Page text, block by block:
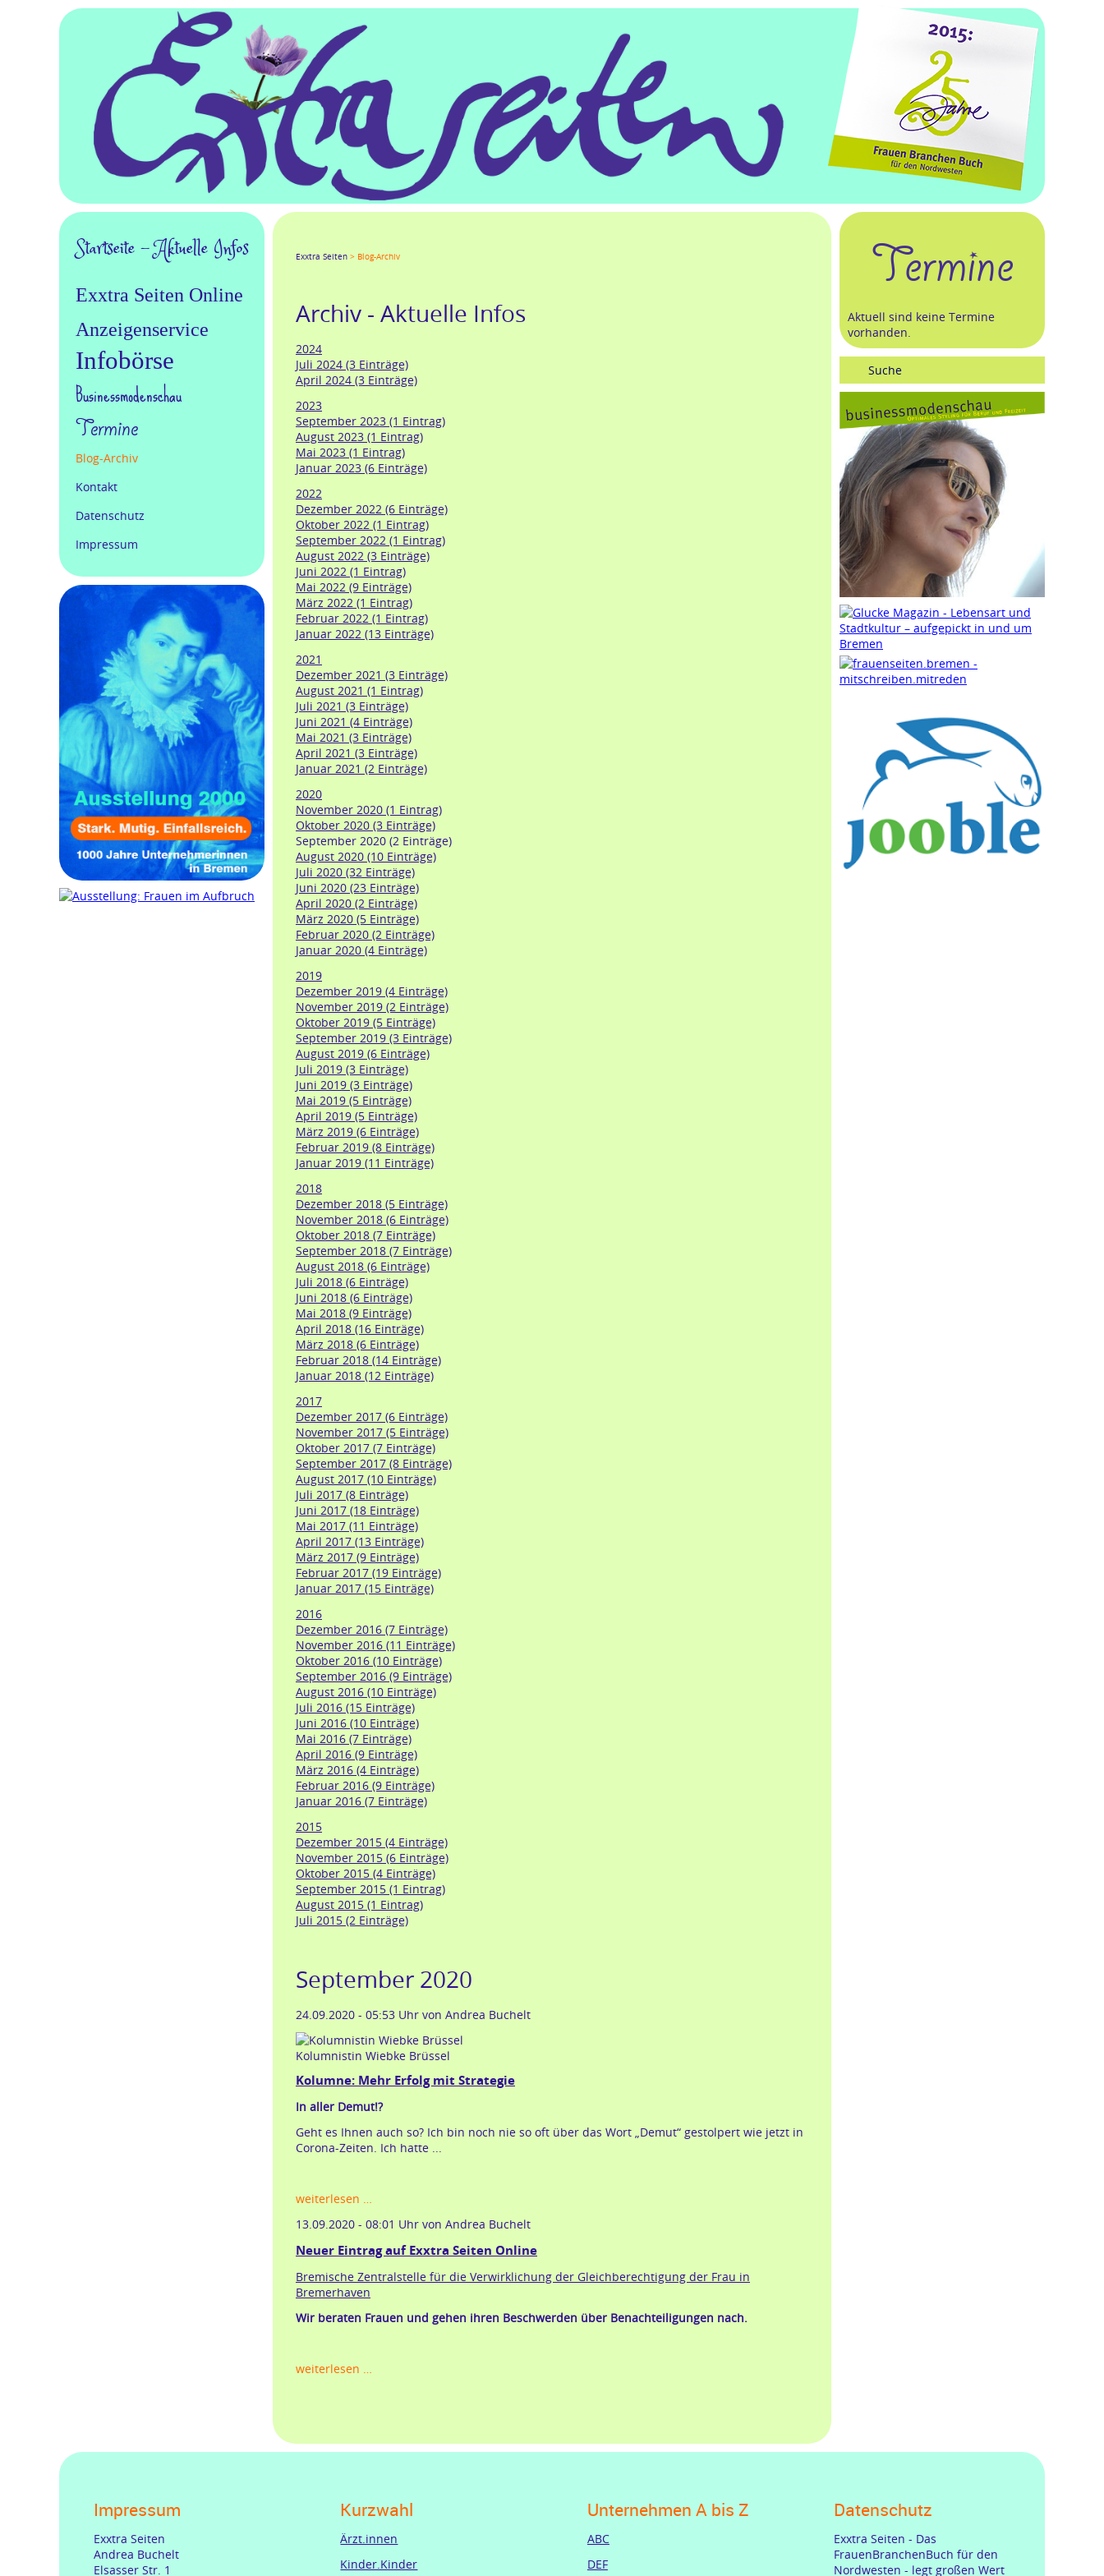
Exxtra Seiten Blog-Archiv
Archiv - Aktuelle Infos
2024
Juli 2024 (3 Einträge)
April 2024 (3 Einträge)
2023
September 2023 (1 Eintrag)
August 2023 (1 Eintrag)
Mai 2023 (1 Eintrag)
Januar 2023 (6 Einträge)
2022
Dezember 2022 (6 Einträge)
Oktober 2022 (1 Eintrag)
September 2022 (1 Eintrag)
August 2022 (3 Einträge)
Juni 2022 (1 Eintrag)
Mai 2022 (9 Einträge)
März 2022 (1 Eintrag)
Februar 2022 (1 Eintrag)
Januar 2022 (13 Einträge)
2021
Dezember 2021 (3 Einträge)
August 2021 (1 Eintrag)
Juli 2021 (3 Einträge)
Juni 2021 (4 Einträge)
Mai 2021 (3 Einträge)
April 2021 (3 Einträge)
Januar 2021 (2 Einträge)
2020
November 2020 (1 Eintrag)
Oktober 2020 (3 Einträge)
September 2020 (2 Einträge)
August 2020 (10 Einträge)
Juli 2020 (32 Einträge)
Juni 2020 (23 Einträge)
April 2020 (2 Einträge)
März 2020 (5 Einträge)
Februar 2020 (2 Einträge)
Januar 2020 (4 Einträge)
2019
Dezember 2019 (4 Einträge)
November 2019 (2 Einträge)
Oktober 2019 (5 Einträge)
September 2019 (3 Einträge)
August 2019 (6 Einträge)
Juli 2019 (3 Einträge)
Juni 2019 (3 Einträge)
Mai 2019 (5 Einträge)
April 2019 (5 Einträge)
März 2019 (6 Einträge)
Februar 2019 (8 Einträge)
Januar 2019 (11 Einträge)
2018
Dezember 2018 (5 Einträge)
November 2018 (6 Einträge)
Oktober 2018 (7 Einträge)
September 2018 (7 Einträge)
August 2018 (6 Einträge)
Juli 2018 (6 Einträge)
Juni 2018 (6 Einträge)
Mai 2018 (9 Einträge)
April 2018 (16 Einträge)
März 2018 (6 Einträge)
Februar 2018 (14 Einträge)
Januar 2018 (12 Einträge)
2017
Dezember 2017 (6 Einträge)
November 2017 (5 Einträge)
Oktober 2017 (7 Einträge)
September 2017 (8 Einträge)
August 2017 (10 Einträge)
Juli 2017 (8 Einträge)
Juni 2017 (18 Einträge)
Mai 2017 (11 Einträge)
April 2017 (13 Einträge)
März 2017 (9 Einträge)
Februar 2017 (19 Einträge)
Januar 2017 (15 Einträge)
2016
Dezember 2016 (7 Einträge)
November 2016 (11 Einträge)
Oktober 2016 (10 Einträge)
September 2016 (9 Einträge)
August 2016 (10 Einträge)
Juli 2016 (15 Einträge)
Juni 2016 (10 Einträge)
Mai 2016 (7 Einträge)
April 2016 (9 Einträge)
März 2016 (4 Einträge)
Februar 2016 (9 Einträge)
Januar 2016 (7 Einträge)
2015
Dezember 2015 (4 Einträge)
November 2015 (6 Einträge)
Oktober 2015 (4 Einträge)
September 2015 (1 Eintrag)
August 2015 (1 Eintrag)
Juli 2015 (2 Einträge)
September 2020
24.09.2020 - 05:53 Uhr von Andrea Buchelt
Kolumnistin Wiebke Brüssel
Kolumne: Mehr Erfolg mit Strategie
In aller Demut!?
Geht es Ihnen auch so? Ich bin noch nie so oft über das Wort „Demut“ gestolpert wie jetzt in
Corona-Zeiten. Ich hatte ...
weiterlesen …
erfolg
mit
strategie
13.09.2020 - 08:01 Uhr von Andrea Buchelt
Neuer Eintrag auf Exxtra Seiten Online
Bremische Zentralstelle für die Verwirklichung der Gleichberechtigung der Frau in
Bremerhaven
Wir beraten Frauen und gehen ihren Beschwerden über Benachteiligungen nach.
weiterlesen …
online
überspringen
Startseite - Aktuelle Infos
Exxtra Seiten Online
Anzeigenservice
Infobörse
Businessmodenschau
Termine
Blog-Archiv
Kontakt
Datenschutz
Impressum
Termine
Aktuell sind keine Termine
vorhanden.
Impressum
Exxtra Seiten
Andrea Buchelt
Elsasser Str. 1
Kurzwahl
Ärzt.innen
Kinder.Kinder
Unternehmen A bis Z
ABC
DEF
Datenschutz
Exxtra Seiten - Das
FrauenBranchenBuch für den
Nordwesten - legt großen Wert